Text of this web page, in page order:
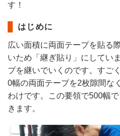
す！
はじめに
広い面積に両面テープを貼る
いため「継ぎ貼り」にしてい
プを継いでいくのです。すご
0幅の両面テープを2枚隙間な
わけです。この要領で500幅
きます。